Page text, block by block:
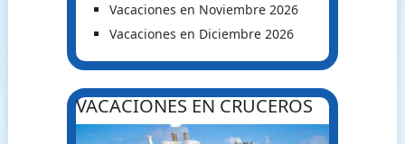
Vacaciones en Noviembre 2026
Vacaciones en Diciembre 2026
VACACIONES EN CRUCEROS